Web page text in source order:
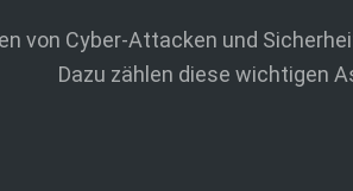
von Cyber-Attacken und
Dazu zählen diese wichtigen